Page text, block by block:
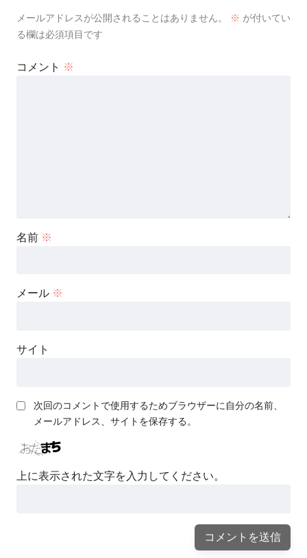
メールアドレスが公開されることはありません。 ※ が付いてい
る欄は必須項目です
コメント ※
名前 ※
メール ※
サイト
次回のコメントで使用するためブラウザーに自分の名前、
メールアドレス、サイトを保存する。
上に表示された文字を入力してください。